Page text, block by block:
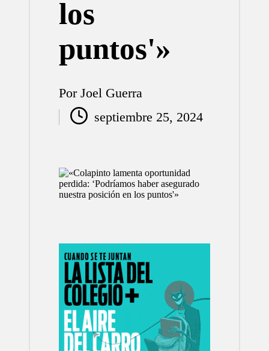
los
puntos'»
Publicado
por
Por Joel Guerra
septiembre 25, 2024